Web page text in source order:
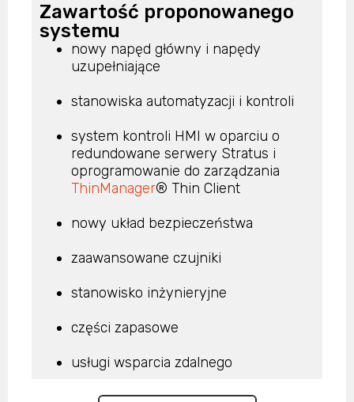
Zawartość proponowanego
systemu
nowy napęd główny i napędy
uzupełniające
stanowiska automatyzacji i kontroli
system kontroli HMI w oparciu o
redundowane serwery Stratus i
oprogramowanie do zarządzania
ThinManager® Thin Client
nowy układ bezpieczeństwa
zaawansowane czujniki
stanowisko inżynieryjne
części zapasowe
usługi wsparcia zdalnego